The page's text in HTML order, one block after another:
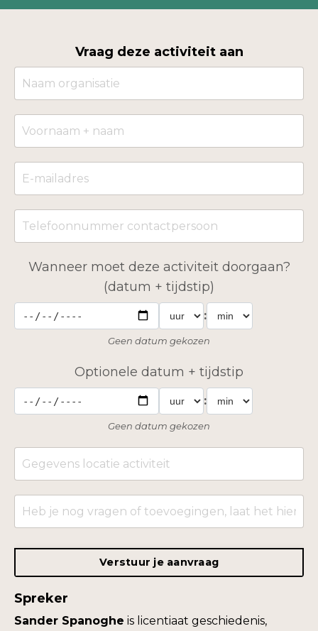
Vraag deze activiteit aan
Wanneer moet deze activiteit doorgaan?
(datum + tijdstip)
:
Geen datum gekozen
Optionele datum + tijdstip
:
Geen datum gekozen
Verstuur je aanvraag
Spreker
Sander Spanoghe is licentiaat geschiedenis,